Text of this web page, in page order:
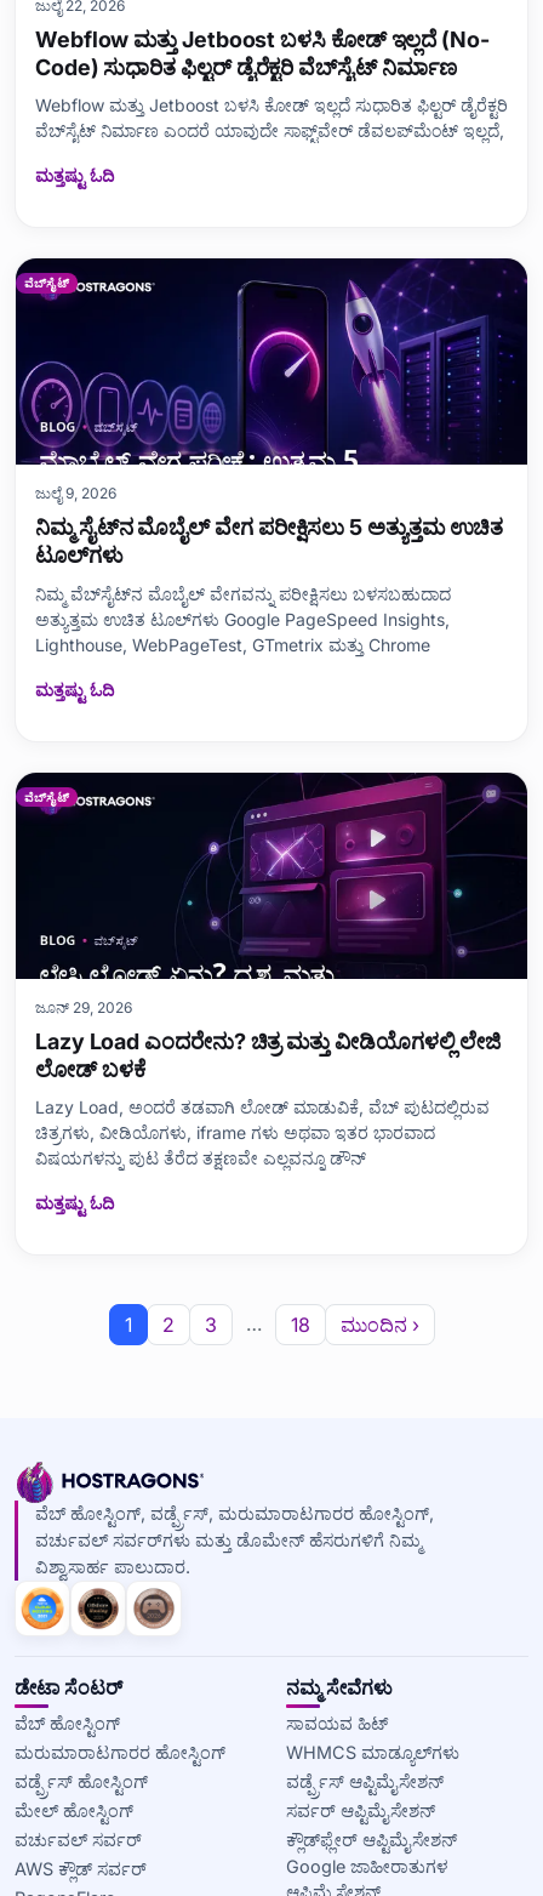
ಜುಲೈ 22, 2026
Webflow ಮತ್ತು Jetboost ಬಳಸಿ ಕೋಡ್ ಇಲ್ಲದೆ (No-
Code) ಸುಧಾರಿತ ಫಿಲ್ಟರ್ ಡೈರೆಕ್ಟರಿ ವೆಬ್‌ಸೈಟ್ ನಿರ್ಮಾಣ
Webflow ಮತ್ತು Jetboost ಬಳಸಿ ಕೋಡ್ ಇಲ್ಲದೆ ಸುಧಾರಿತ ಫಿಲ್ಟರ್ ಡೈರೆಕ್ಟರಿ
ವೆಬ್‌ಸೈಟ್ ನಿರ್ಮಾಣ ಎಂದರೆ ಯಾವುದೇ ಸಾಫ್ಟ್‌ವೇರ್ ಡೆವಲಪ್‌ಮೆಂಟ್ ಇಲ್ಲದೆ,
ಮತ್ತಷ್ಟು ಓದಿ
ವೆಬ್‌ಸೈಟ್
ಜುಲೈ 9, 2026
ನಿಮ್ಮ ಸೈಟ್‌ನ ಮೊಬೈಲ್ ವೇಗ ಪರೀಕ್ಷಿಸಲು 5 ಅತ್ಯುತ್ತಮ ಉಚಿತ
ಟೂಲ್‌ಗಳು
ನಿಮ್ಮ ವೆಬ್‌ಸೈಟ್‌ನ ಮೊಬೈಲ್ ವೇಗವನ್ನು ಪರೀಕ್ಷಿಸಲು ಬಳಸಬಹುದಾದ
ಅತ್ಯುತ್ತಮ ಉಚಿತ ಟೂಲ್‌ಗಳು Google PageSpeed Insights,
Lighthouse, WebPageTest, GTmetrix ಮತ್ತು Chrome
ಮತ್ತಷ್ಟು ಓದಿ
ವೆಬ್‌ಸೈಟ್
ಜೂನ್ 29, 2026
Lazy Load ಎಂದರೇನು? ಚಿತ್ರ ಮತ್ತು ವೀಡಿಯೊಗಳಲ್ಲಿ ಲೇಜಿ
ಲೋಡ್ ಬಳಕೆ
Lazy Load, ಅಂದರೆ ತಡವಾಗಿ ಲೋಡ್ ಮಾಡುವಿಕೆ, ವೆಬ್ ಪುಟದಲ್ಲಿರುವ
ಚಿತ್ರಗಳು, ವೀಡಿಯೊಗಳು, iframe ಗಳು ಅಥವಾ ಇತರ ಭಾರವಾದ
ವಿಷಯಗಳನ್ನು ಪುಟ ತೆರೆದ ತಕ್ಷಣವೇ ಎಲ್ಲವನ್ನೂ ಡೌನ್‌
ಮತ್ತಷ್ಟು ಓದಿ
1 2 3 … 18 ಮುಂದಿನ ›
ವೆಬ್ ಹೋಸ್ಟಿಂಗ್, ವರ್ಡ್ಪ್ರೆಸ್, ಮರುಮಾರಾಟಗಾರರ ಹೋಸ್ಟಿಂಗ್,
ವರ್ಚುವಲ್ ಸರ್ವರ್‌ಗಳು ಮತ್ತು ಡೊಮೇನ್ ಹೆಸರುಗಳಿಗೆ ನಿಮ್ಮ
ವಿಶ್ವಾಸಾರ್ಹ ಪಾಲುದಾರ.
ಡೇಟಾ ಸೆಂಟರ್
ವೆಬ್ ಹೋಸ್ಟಿಂಗ್
ಮರುಮಾರಾಟಗಾರರ ಹೋಸ್ಟಿಂಗ್
ವರ್ಡ್ಪ್ರೆಸ್ ಹೋಸ್ಟಿಂಗ್
ಮೇಲ್ ಹೋಸ್ಟಿಂಗ್
ವರ್ಚುವಲ್ ಸರ್ವರ್
AWS ಕ್ಲೌಡ್ ಸರ್ವರ್
ನಮ್ಮ ಸೇವೆಗಳು
ಸಾವಯವ ಹಿಟ್
WHMCS ಮಾಡ್ಯೂಲ್‌ಗಳು
ವರ್ಡ್ಪ್ರೆಸ್ ಆಪ್ಟಿಮೈಸೇಶನ್
ಸರ್ವರ್ ಆಪ್ಟಿಮೈಸೇಶನ್
ಕ್ಲೌಡ್‌ಫ್ಲೇರ್ ಆಪ್ಟಿಮೈಸೇಶನ್
Google ಜಾಹೀರಾತುಗಳ